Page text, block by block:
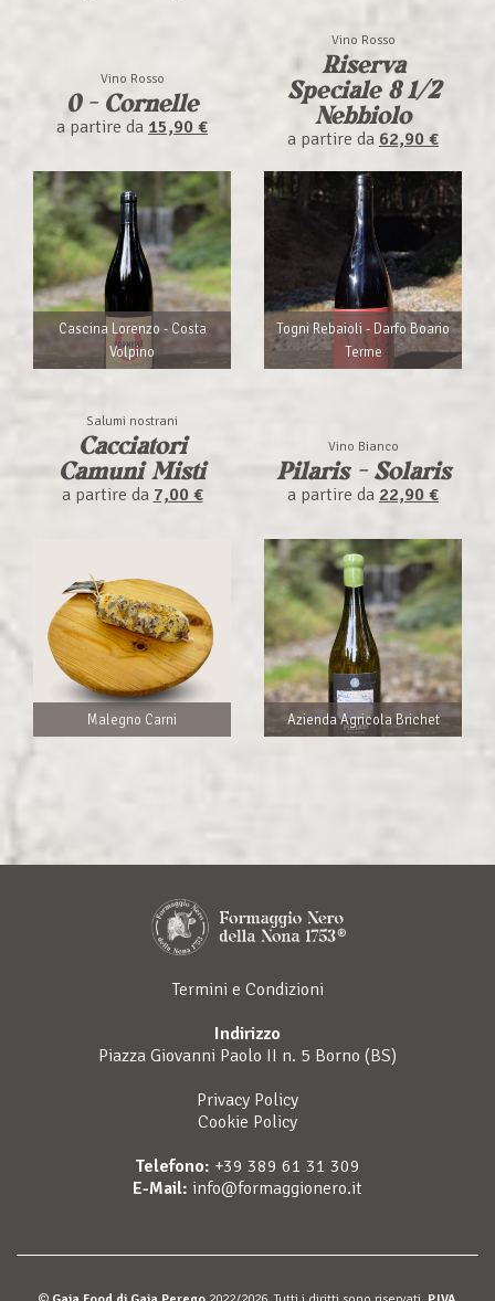
Vino Rosso
0 - Cornelle
a partire da 15,90 €
Cascina Lorenzo - Costa
Volpino
Vino Rosso
Riserva
Speciale 8 1/2
Nebbiolo
a partire da 62,90 €
Togni Rebaioli - Darfo Boario
Terme
Salumi nostrani
Cacciatori
Camuni Misti
a partire da 7,00 €
Malegno Carni
Vino Bianco
Pilaris - Solaris
a partire da 22,90 €
Azienda Agricola Brichet
Termini e Condizioni
Indirizzo
Piazza Giovanni Paolo II n. 5 Borno (BS)
Privacy Policy
Cookie Policy
Telefono: +39 389 61 31 309
E-Mail: info@formaggionero.it